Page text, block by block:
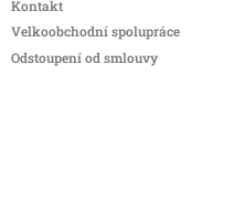
Kontakt
Velkoobchodní spolupráce
Odstoupení od smlouvy